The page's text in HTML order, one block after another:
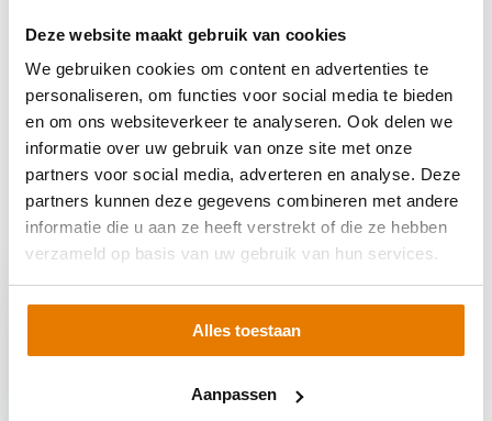
Deze website maakt gebruik van cookies
We gebruiken cookies om content en advertenties te
personaliseren, om functies voor social media te bieden
en om ons websiteverkeer te analyseren. Ook delen we
informatie over uw gebruik van onze site met onze
partners voor social media, adverteren en analyse. Deze
partners kunnen deze gegevens combineren met andere
informatie die u aan ze heeft verstrekt of die ze hebben
verzameld op basis van uw gebruik van hun services.
Alles toestaan
Aanpassen
Delen
Recent bekeken